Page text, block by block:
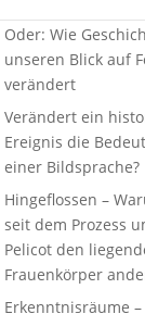
Oder: Wie
unseren Blick auf
verändert
Verändert ein
Ereignis die
einer Bildsprache?
Hingeflossen –
seit dem Prozess
Pelicot den
Frauenkörper
Erkenntnisräume –